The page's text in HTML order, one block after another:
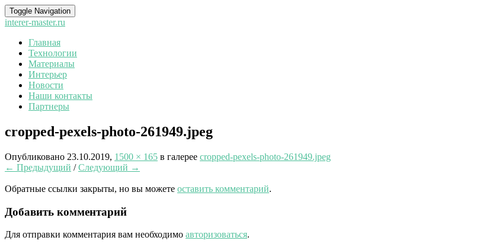
Toggle Navigation
interer-master.ru
Главная
Технологии
Материалы
Интерьер
Новости
Наши контакты
Партнеры
cropped-pexels-photo-261949.jpeg
Опубликовано 23.10.2019, 1500 × 165 в галерее cropped-pexels-photo-261949.jpeg
← Предыдущий /Следующий →
Обратные ссылки закрыты, но вы можете оставить комментарий.
Добавить комментарий
Для отправки комментария вам необходимо авторизоваться.